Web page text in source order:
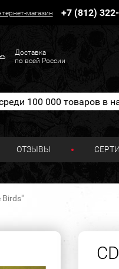
магазин +7 (812)
Доставка
по всей России
ОТЗЫВЫ
Birds"